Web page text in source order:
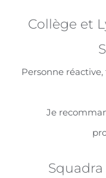
Collège et
Personne
Je